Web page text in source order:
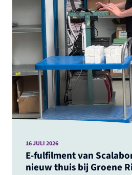
E-fulfilment van
nieuw thuis bij Groene
16 JULI 2026